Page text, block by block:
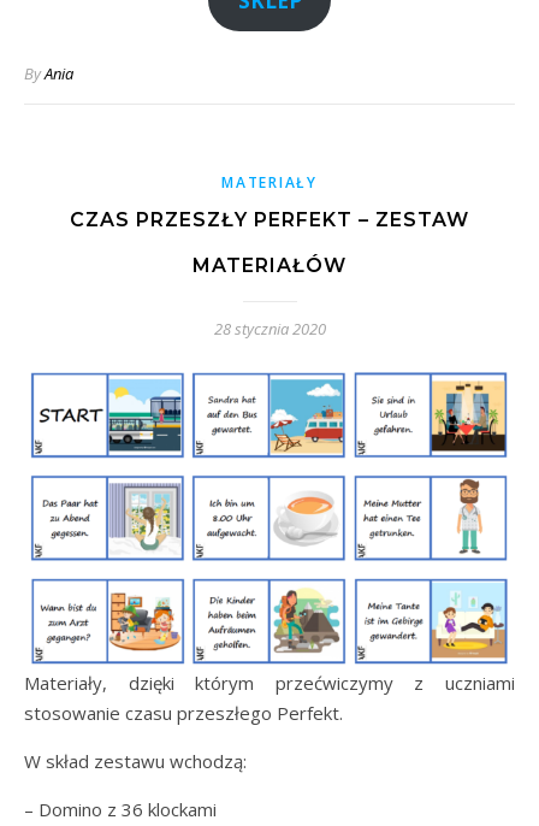
ByAnia
MATERIAŁY
CZAS PRZESZŁY PERFEKT – ZESTAW
MATERIAŁÓW
28 stycznia 2020
Materiały, dzięki którym przećwiczymy z uczniami
stosowanie czasu przeszłego Perfekt.
W skład zestawu wchodzą:
– Domino z 36 klockami